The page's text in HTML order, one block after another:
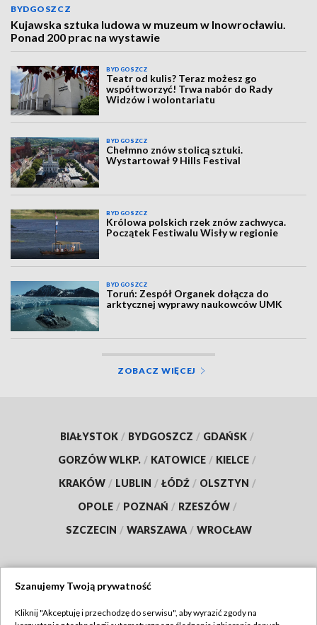
BYDGOSZCZ
Kujawska sztuka ludowa w muzeum w Inowrocławiu.
Ponad 200 prac na wystawie
BYDGOSZCZ
Teatr od kulis? Teraz możesz go
współtworzyć! Trwa nabór do Rady
Widzów i wolontariatu
BYDGOSZCZ
Chełmno znów stolicą sztuki.
Wystartował 9 Hills Festival
BYDGOSZCZ
Królowa polskich rzek znów zachwyca.
Początek Festiwalu Wisły w regionie
BYDGOSZCZ
Toruń: Zespół Organek dołącza do
arktycznej wyprawy naukowców UMK
ZOBACZ WIĘCEJ
BIAŁYSTOK / BYDGOSZCZ / GDAŃSK /
GORZÓW WLKP. / KATOWICE / KIELCE /
KRAKÓW / LUBLIN / ŁÓDŹ / OLSZTYN /
OPOLE / POZNAŃ / RZESZÓW /
SZCZECIN / WARSZAWA / WROCŁAW
Szanujemy Twoją prywatność
Kliknij "Akceptuję i przechodzę do serwisu", aby wyrazić zgody na